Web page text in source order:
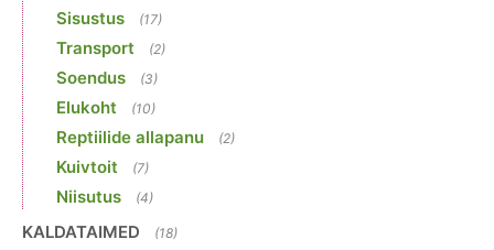
Sisustus (17)
Transport (2)
Soendus (3)
Elukoht (10)
Reptiilide allapanu (2)
Kuivtoit (7)
Niisutus (4)
KALDATAIMED (18)